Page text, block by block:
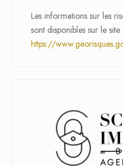
Les informations sur les
sont disponibles sur le
https://